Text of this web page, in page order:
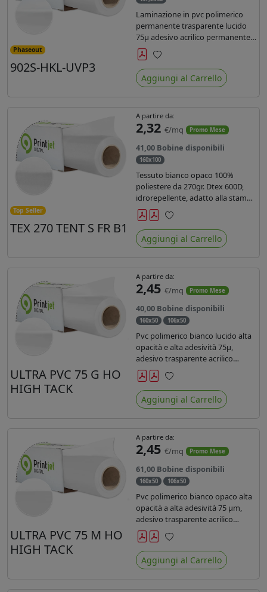
Phaseout
902S-HKL-UVP3
Laminazione in pvc polimerico
permanente trasparente lucido
75µ adesivo acrilico permanente
durata 5 anni con filtro uv, carta
kraft. Ideale per stampe con
inchiostro ecosolvente, UV e latex.
Preferiti
Aggiungi al Carrello
Top Seller
TEX 270 TENT S FR B1
A partire da:
2,32 €/mq Promo Mese
41,00 Bobine disponibili
160x100
Tessuto bianco opaco 100%
poliestere da 270gr. Dtex 600D,
idrorepellente, adatto alla stampa
solvente, ecosolvente, uv, latex (di
terza generazione). Ideale per
tende ,coperture gazebo, prodotti
gonfiabili o cuscini di
Preferiti
Aggiungi al Carrello
ULTRA PVC 75 G HO
HIGH TACK
A partire da:
2,45 €/mq Promo Mese
40,00 Bobine disponibili
160x50 106x50
Pvc polimerico bianco lucido alta
opacità e alta adesività 75µ,
adesivo trasparente acrilico
hotmelt permanente, durata 5-7
anni, liner 140gr PE su entrambi
lati. Prestazioni di alto livello.
Dotato di certificato ignifugo
Preferiti
Aggiungi al Carrello
ULTRA PVC 75 M HO
HIGH TACK
A partire da:
2,45 €/mq Promo Mese
61,00 Bobine disponibili
160x50 106x50
Pvc polimerico bianco opaco alta
opacità a alta adesività 75 µm,
adesivo trasparente acrilico
hotmelt permanente, durata 5-7
anni liner 140gr PE su entrambi
lati. Dotato di certificato ignifugo
Bs1d0.
Preferiti
Aggiungi al Carrello